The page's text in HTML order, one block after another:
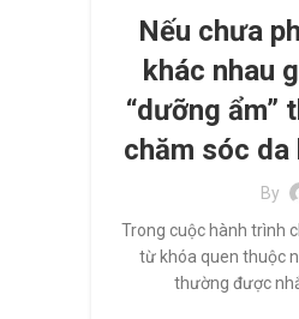
Nếu chưa
khác nhau
“dưỡng ẩm”
chăm sóc
By
Trong cuộc hành trình
từ khóa quen thuộc
thường được